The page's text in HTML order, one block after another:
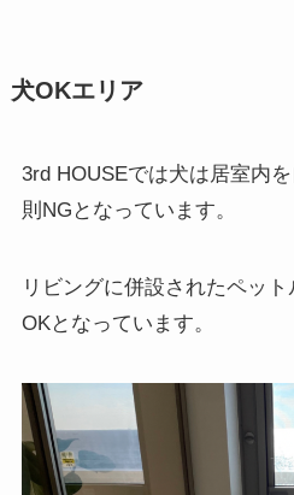
犬OKエリア
3rd HOUSEでは犬は居室内
則NGとなっています。
リビングに併設されたペッ
OKとなっています。